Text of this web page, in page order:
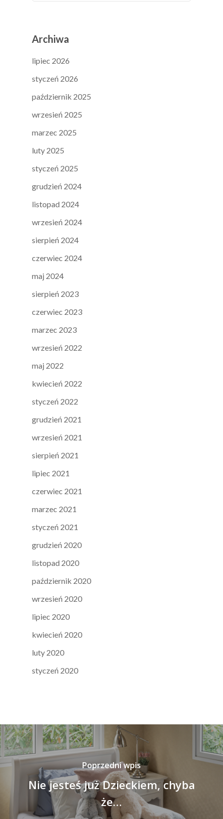
Archiwa
lipiec 2026
styczeń 2026
październik 2025
wrzesień 2025
marzec 2025
luty 2025
styczeń 2025
grudzień 2024
listopad 2024
wrzesień 2024
sierpień 2024
czerwiec 2024
maj 2024
sierpień 2023
czerwiec 2023
marzec 2023
wrzesień 2022
maj 2022
kwiecień 2022
styczeń 2022
grudzień 2021
wrzesień 2021
sierpień 2021
lipiec 2021
czerwiec 2021
marzec 2021
styczeń 2021
grudzień 2020
listopad 2020
październik 2020
wrzesień 2020
lipiec 2020
kwiecień 2020
luty 2020
styczeń 2020
Poprzedni wpis
Nie jesteś już Dzieckiem, chyba
że…